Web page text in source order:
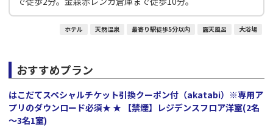
ホテル 天然温泉 最寄り駅徒歩5分以内 露天風呂 大浴場
おすすめプラン
はこだてスペシャルチケット引換クーポン付（akatabi）※専用ア
プリのダウンロード必須★ ★ 【禁煙】レジデンスフロア洋室(2名
～3名1室)